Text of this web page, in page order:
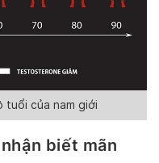
của nam giới
biết mãn